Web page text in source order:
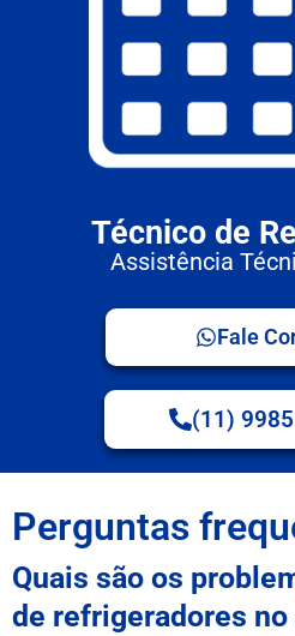
Técnico de
Assistência
Fale
(11)
Perguntas
Quais são os
de refrigeradores